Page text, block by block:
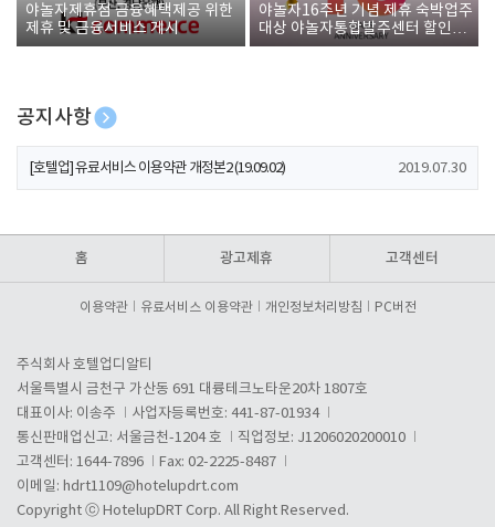
야놀자제휴점 금융혜택제공 위한
제휴 및 금융서비스 게시
야놀자16주년 기념 제휴 숙박업주
대상 야놀자통합발주센터 할인쿠
폰 증정
공지사항
[호텔업] 개인정보 처리방침 개정본1 (19.09.02)
[호텔업] 유료서비스 이용약관 개정본2 (19.09.02) 2019.07.30
홈 광고제휴 고객센터
이용약관 유료서비스 이용약관 개인정보처리방침 PC버전
주식회사 호텔업디알티
서울특별시 금천구 가산동 691 대륭테크노타운20차 1807호
대표이사: 이송주
사업자등록번호: 441-87-01934
통신판매업신고: 서울금천-1204 호
직업정보: J1206020200010
고객센터: 1644-7896
Fax: 02-2225-8487
이메일: hdrt1109@hotelupdrt.com
Copyright ⓒ HotelupDRT Corp. All Right Reserved.